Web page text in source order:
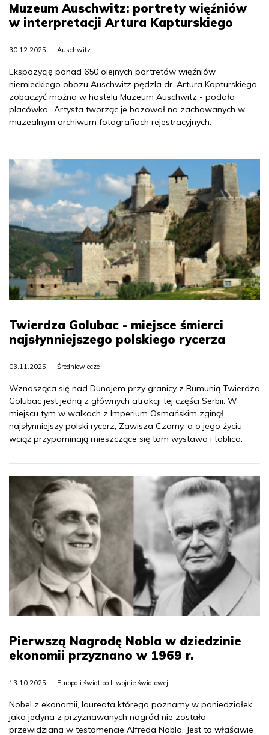
Muzeum Auschwitz: portrety więźniów
w interpretacji Artura Kapturskiego
30.12.2025 Auschwitz
Ekspozycję ponad 650 olejnych portretów więźniów
niemieckiego obozu Auschwitz pędzla dr. Artura Kapturskiego
zobaczyć można w hostelu Muzeum Auschwitz - podała
placówka.. Artysta tworząc je bazował na zachowanych w
muzealnym archiwum fotografiach rejestracyjnych.
Twierdza Golubac - miejsce śmierci
najsłynniejszego polskiego rycerza
03.11.2025 Średniowiecze
Wznosząca się nad Dunajem przy granicy z Rumunią Twierdza
Golubac jest jedną z głównych atrakcji tej części Serbii. W
miejscu tym w walkach z Imperium Osmańskim zginął
najsłynniejszy polski rycerz, Zawisza Czarny, a o jego życiu
wciąż przypominają mieszczące się tam wystawa i tablica.
Pierwszą Nagrodę Nobla w dziedzinie
ekonomii przyznano w 1969 r.
13.10.2025 Europa i świat po II wojnie światowej
Nobel z ekonomii, laureata którego poznamy w poniedziałek,
jako jedyna z przyznawanych nagród nie została
przewidziana w testamencie Alfreda Nobla. Jest to właściwie